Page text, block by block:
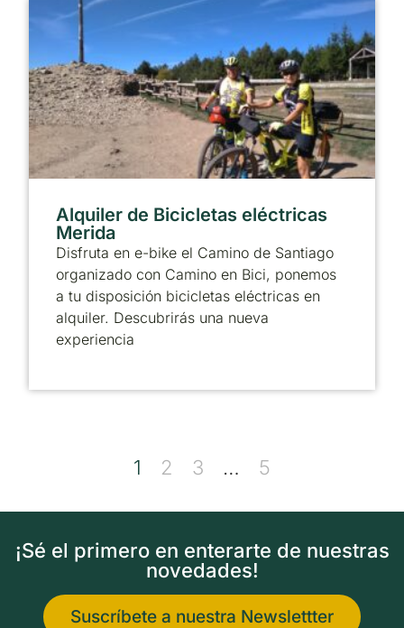
Alquiler de Bicicletas eléctricas
Merida
Disfruta en e-bike el Camino de Santiago
organizado con Camino en Bici, ponemos
a tu disposición bicicletas eléctricas en
alquiler. Descubrirás una nueva
experiencia
1 2 3 … 5
¡Sé el primero en enterarte de nuestras
novedades!
Suscríbete a nuestra Newslettter